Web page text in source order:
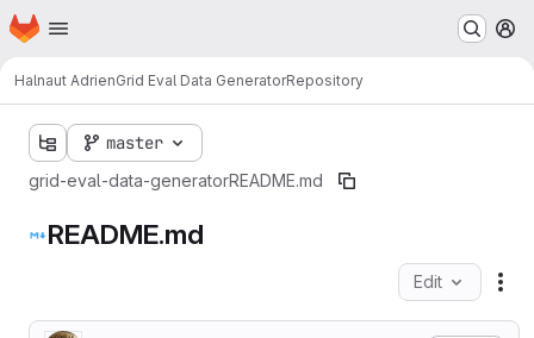
Skip to main content
Homepage
Halnaut AdrienGrid Eval Data GeneratorRepository
master
grid-eval-data-generatorREADME.md
README.md
Edit